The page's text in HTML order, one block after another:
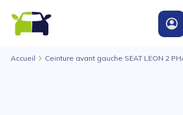
Accueil Ceinture avant gauche SEAT LEON 2